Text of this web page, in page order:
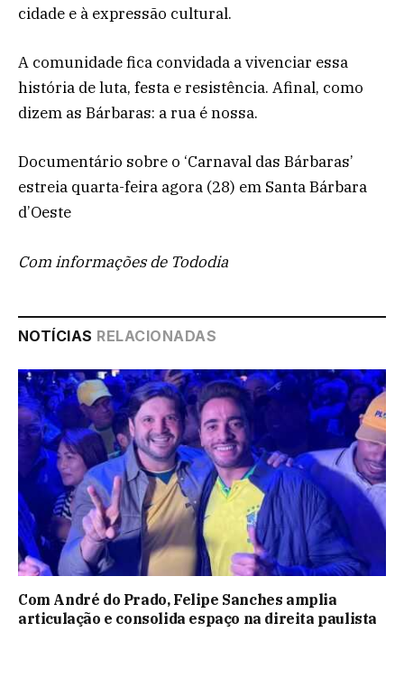
cidade e à expressão cultural.
A comunidade fica convidada a vivenciar essa
história de luta, festa e resistência. Afinal, como
dizem as Bárbaras: a rua é nossa.
Documentário sobre o ‘Carnaval das Bárbaras’
estreia quarta-feira agora (28) em Santa Bárbara
d’Oeste
Com informações de Tododia
NOTÍCIAS RELACIONADAS
Com André do Prado, Felipe Sanches amplia
articulação e consolida espaço na direita paulista